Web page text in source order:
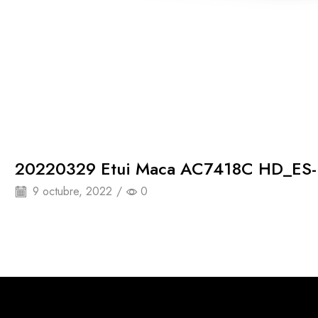
20220329 Etui Maca AC7418C
9 octubre, 2022 / 0